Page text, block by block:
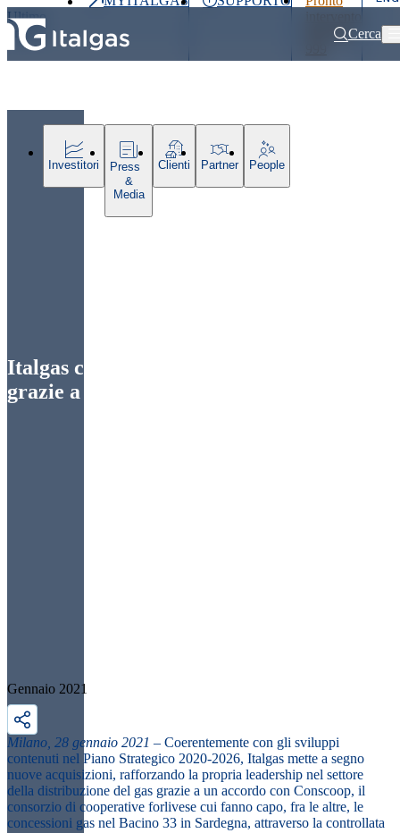
Ultimo
prezzo
800 900Cerca
Investitori
Press
&
Media
Clienti Partner People
Italgas cresce in Campania e Sardegna
grazie a un accordo con Conscoop
Gennaio 2021
Milano, 28 gennaio 2021 – Coerentemente con gli sviluppi
contenuti nel Piano Strategico 2020-2026, Italgas mette a segno
nuove acquisizioni, rafforzando la propria leadership nel settore
della distribuzione del gas grazie a un accordo con Conscoop, il
consorzio di cooperative forlivese cui fanno capo, fra le altre, le
concessioni gas nel Bacino 33 in Sardegna, attraverso la controllata